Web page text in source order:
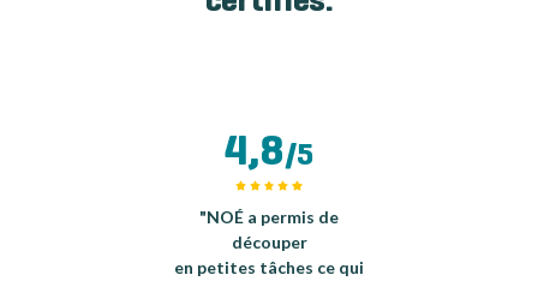
4,8/5
"NOÉ a permis de
découper
en petites tâches ce qui